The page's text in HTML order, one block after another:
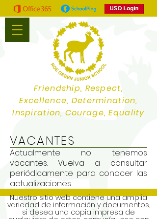
Friendship, Respect,
Excellence, Determination,
Inspiration, Courage, Equality
VACANTES
Actualmente no tenemos
vacantes. Vuelva a consultar
periódicamente para conocer las
actualizaciones.
Nuestro sitio web contiene una amplia
variedad de información y documentos,
si desea una copia impresa de